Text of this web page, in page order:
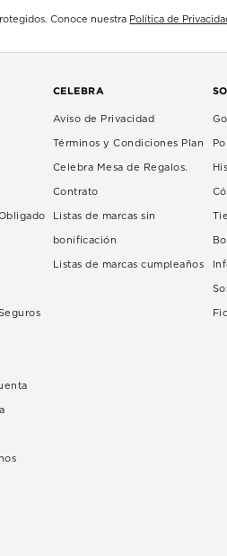
Conoce nuestra Política de
CELEBRA
Aviso de Privacidad
Términos y Condiciones Plan
Celebra Mesa de Regalos.
Contrato
Listas de marcas sin
bonificación
Listas de marcas cumpleaños